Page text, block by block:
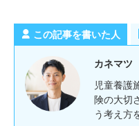
この記事を書いた人
カネマツ
児童養護
険の大切
う考え方